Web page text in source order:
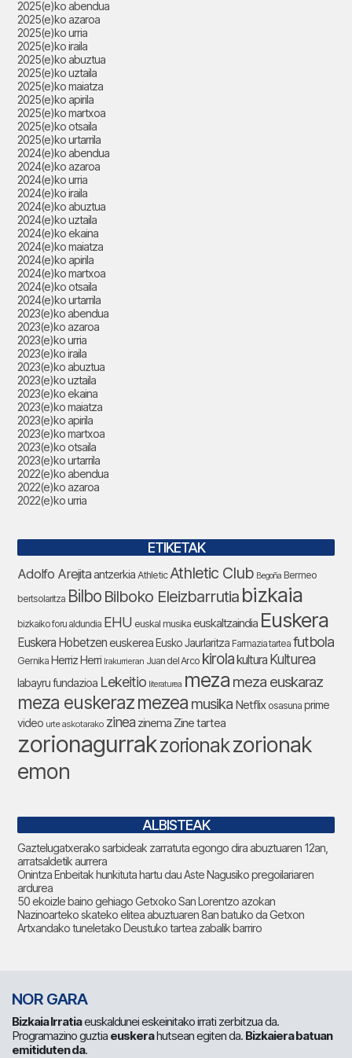
2025(e)ko abendua
2025(e)ko azaroa
2025(e)ko urria
2025(e)ko iraila
2025(e)ko abuztua
2025(e)ko uztaila
2025(e)ko maiatza
2025(e)ko apirila
2025(e)ko martxoa
2025(e)ko otsaila
2025(e)ko urtarrila
2024(e)ko abendua
2024(e)ko azaroa
2024(e)ko urria
2024(e)ko iraila
2024(e)ko abuztua
2024(e)ko uztaila
2024(e)ko ekaina
2024(e)ko maiatza
2024(e)ko apirila
2024(e)ko martxoa
2024(e)ko otsaila
2024(e)ko urtarrila
2023(e)ko abendua
2023(e)ko azaroa
2023(e)ko urria
2023(e)ko iraila
2023(e)ko abuztua
2023(e)ko uztaila
2023(e)ko ekaina
2023(e)ko maiatza
2023(e)ko apirila
2023(e)ko martxoa
2023(e)ko otsaila
2023(e)ko urtarrila
2022(e)ko abendua
2022(e)ko azaroa
2022(e)ko urria
ETIKETAK
Adolfo Arejitaantzerkia Athletic Athletic Club Begoña Bermeo
bertsolaritza Bilbo Bilboko Eleizbarrutia bizkaia
bizkaiko foru aldundia EHU euskal musika euskaltzaindia Euskera
Euskera Hobetzeneuskerea Eusko Jaurlaritza Farmazia tartea futbola
Gernika Herriz Herri Irakurrieran Juan del Arco kirolakultura Kulturea
labayru fundazioa Lekeitio literaturea meza meza euskaraz
meza euskerazmezea musika Netflix osasuna prime
video urte askotarako zinea zinema Zine tartea
zorionagurrakzorionakzorionak
emon
ALBISTEAK
Gaztelugatxerako sarbideak zarratuta egongo dira abuztuaren 12an,
arratsaldetik aurrera
Onintza Enbeitak hunkituta hartu dau Aste Nagusiko pregoilariaren
ardurea
50 ekoizle baino gehiago Getxoko San Lorentzo azokan
Nazinoarteko skateko elitea abuztuaren 8an batuko da Getxon
Artxandako tuneletako Deustuko tartea zabalik barriro
NOR GARA
Bizkaia Irratiaeuskaldunei eskeinitako irrati zerbitzua da.
Programazino guztia euskerahutsean egiten da. Bizkaiera batuan
emitiduten da.